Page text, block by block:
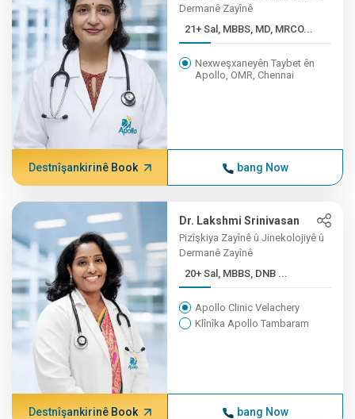
Dermanê Zayînê
21+ Sal, MBBS, MD, MRCO...
Nexweşxaneyên Taybet ên
Apollo, OMR, Chennai
Destnîşankirinê Book bang Now
Dr. Lakshmi Srinivasan
Pizîşkiya Zayînê û Jinekolojiyê û
Dermanê Zayînê
20+ Sal, MBBS, DNB ...
Apollo Clinic Velachery
Klînîka Apollo Tambaram
Destnîşankirinê Book bang Now